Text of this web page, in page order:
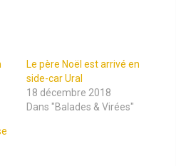
Le père Noël est arrivé en
side-car Ural
18 décembre 2018
Dans "Balades & Virées"